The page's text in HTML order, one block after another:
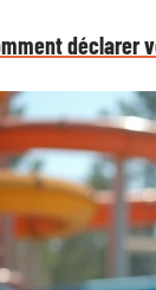
déclarer